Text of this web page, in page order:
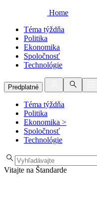
Home
Téma týždňa
Politika
Ekonomika
Spoločnosť
Technológie
Predplatné
Téma týždňa
Politika
Ekonomika >
Spoločnosť
Technológie
Vitajte na Štandarde